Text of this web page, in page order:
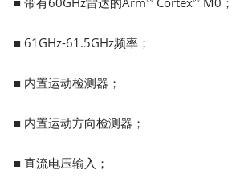
■ 61GHz-61.5GHz频率；
■ 内置运动检测器；
■ 内置运动方向检测器；
■ 直流电压输入；